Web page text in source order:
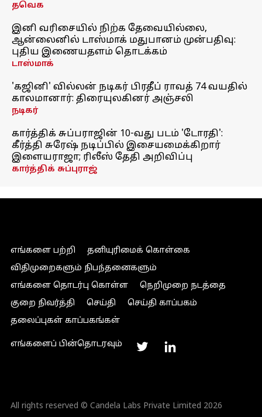
தவெக
இனி வரிசையில் நிற்க தேவையில்லை,
ஆன்லைனில் டாஸ்மாக் மதுபானம் முன்பதிவு:
புதிய இணையதளம் தொடக்கம்
டாஸ்மாக்
'கஜினி' வில்லன் நடிகர் பிரதீப் ராவத் 74 வயதில்
காலமானார்: திரையுலகினர் அஞ்சலி
நடிகர்
கார்த்திக் சுப்பராஜின் 10-வது படம் 'டோரதி':
கீர்த்தி சுரேஷ் நடிப்பில் இசையமைக்கிறார்
இளையராஜா; ரிலீஸ் தேதி அறிவிப்பு
கார்த்திக் சுப்புராஜ்
எங்களை பற்றி
தனியுரிமைக் கொள்கை
விதிமுறைகளும் நிபந்தனைகளும்
எங்களை தொடர்பு கொள்ள
நெறிமுறை நடத்தை
குறை நிவர்த்தி
செய்தி
செய்தி காப்பகம்
தலைப்புகள் காப்பகங்கள்
எங்களைப் பின்தொடரவும்
All rights reserved © Candela Labs Private Limited 2026